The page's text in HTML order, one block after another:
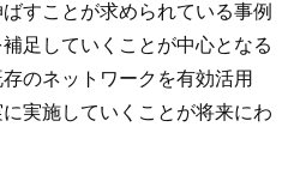
すことが求められている事例
足していくことが中心となる
のネットワークを有効活用
実施していくことが将来にわ